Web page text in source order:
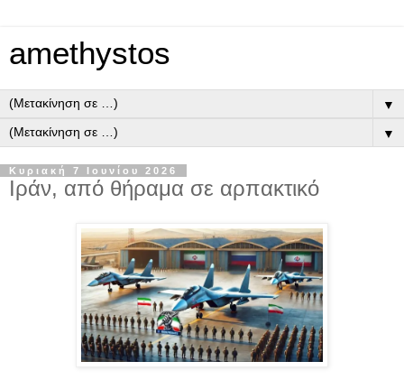
amethystos
▼
▼
Κυριακή 7 Ιουνίου 2026
Ιράν, από θήραμα σε αρπακτικό